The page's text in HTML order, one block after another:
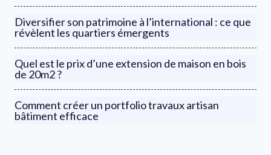
Diversifier son patrimoine à l’international : ce que
révèlent les quartiers émergents
Quel est le prix d’une extension de maison en bois
de 20m2 ?
Comment créer un portfolio travaux artisan
bâtiment efficace